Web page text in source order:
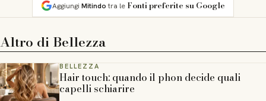
Aggiungi Mitindotra le Fonti preferite su Google
Altro di Bellezza
BELLEZZA
Hair touch: quando il phon decide quali
capelli schiarire